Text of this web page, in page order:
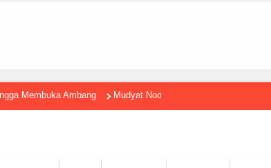
Membuka Ambang Mudyat Noor Temui Menteri Ekraf,